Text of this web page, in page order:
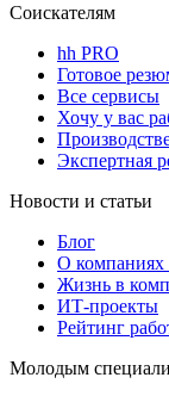
Соискателям
hh PRO
Готовое
Все сервисы
Хочу у вас
Экспертная
Новости и статьи
Блог
О компаниях
Жизнь в
ИТ-проекты
Рейтинг
Молодым